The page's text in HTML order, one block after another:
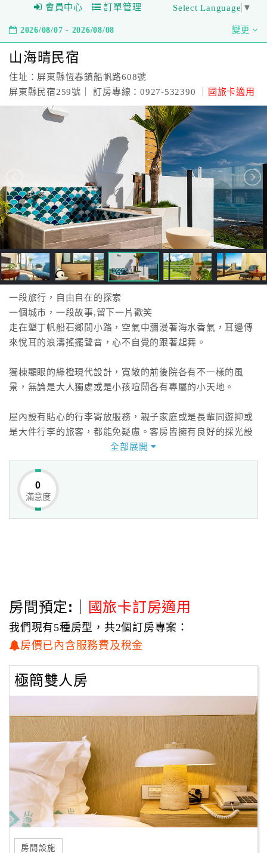
會員中心 訂單管理 Select Language ▼
2026/08/07 - 2026/08/08 變更
山海晴民宿
住址：屏東縣恆春鎮船帆路608號
屏東縣民宿259號｜ 訂房專線：0927-532390 ｜
國旅卡適用
一段旅行，自由自在的探索
一個城市，一段故事,留下一片歡笑
走在墾丁帆船石鄉間小路，空氣中瀰漫著海水香氣，耳邊傳
來悅耳的浪濤搖擺聲音，心不自覺的跟著起舞。
獨棟顯眼的綠橙現代設計，寬敞的前後院各有不一樣的風
景，無論是大人獨處或是小孩喧鬧各有專屬的小天地。
屋內設有貼心的行李寄放服務，親子家庭或是長輩同遊抑或
是大件行李的旅客，都能免疑慮。客房皆擁有良好的採光設
計配上大片的窗戶，大自然的景色成為了山海晴旅最經典的
畫作。
全部展開
0
滿意度
房間預定:｜ 國旅卡訂房適用
我們現有5種房型，共2個訂房專案：
房價已內含服務費及稅金
極簡雙人房
房間設施